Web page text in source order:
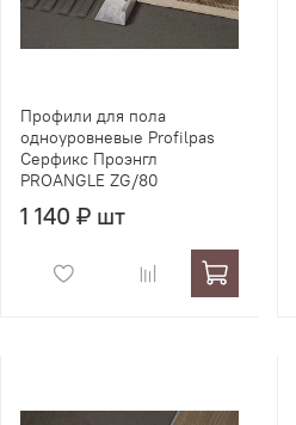
Профили для пола
одноуровневые Profilpas
Серфикс Проэнгл
PROANGLE ZG/80
1 140 ₽ шт